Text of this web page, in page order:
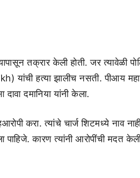
तक्रार केली होती. जर त्यावेळी
यांची हत्या झालीच नसती. पीआय
दावा दमानिया यांनी केला.
करा. त्यांचे चार्ज शिटमध्ये नाव
पाहिजे. कारण त्यांनी आरोपींची मदत